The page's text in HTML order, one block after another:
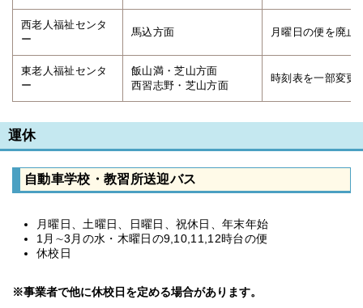
西老人福祉センタ
ー
馬込方面 月曜日の便を廃止
東老人福祉センタ
ー
飯山満・芝山方面
西習志野・芝山方面
時刻表を一部変更
運休
自動車学校・教習所送迎バス
月曜日、土曜日、日曜日、祝休日、年末年始
1月∼3月の水・木曜日の9,10,11,12時台の便
休校日
※事業者で他に休校日を定める場合があります。